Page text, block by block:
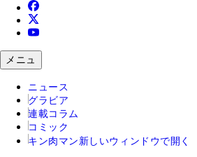
メニュ
ニュース
グラビア
連載コラム
コミック
キン肉マン 新しいウィンドウで開く